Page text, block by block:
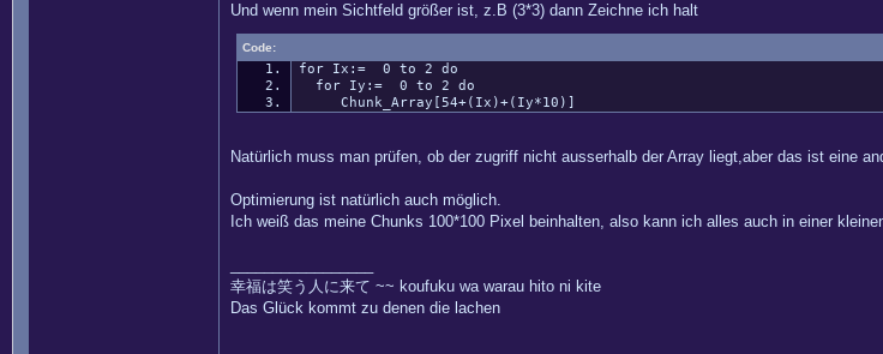
Und wenn mein Sichtfeld größer ist, z.B (3*3) dann Zeichne ich halt
Code:
for Ix:= 0 to 2 do
for Iy:= 0 to 2 do
Chunk_Array[54+(Ix)+(Iy*10)]
Natürlich muss man prüfen, ob der zugriff nicht ausserhalb der Array liegt,aber das ist eine
Optimierung ist natürlich auch möglich.
Ich weiß das meine Chunks 100*100 Pixel beinhalten, also kann ich alles auch in einer
幸福は笑う人に来て ~~ koufuku wa warau hito ni kite
Das Glück kommt zu denen die lachen